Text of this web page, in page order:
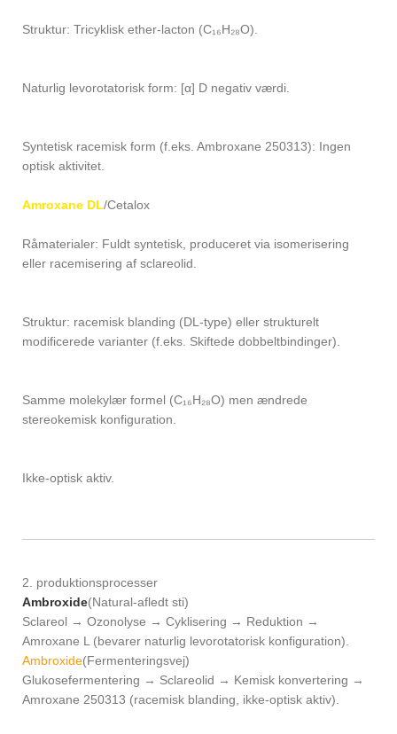
Struktur: Tricyklisk ether-lacton (C₁₆H₂₈O).
Naturlig levorotatorisk form: [α] D negativ værdi.
Syntetisk racemisk form (f.eks. Ambroxane 250313): Ingen
optisk aktivitet.
Amroxane DL/Cetalox
Råmaterialer: Fuldt syntetisk, produceret via isomerisering
eller racemisering af sclareolid.
Struktur: racemisk blanding (DL-type) eller strukturelt
modificerede varianter (f.eks. Skiftede dobbeltbindinger).
Samme molekylær formel (C₁₆H₂₈O) men ændrede
stereokemisk konfiguration.
Ikke-optisk aktiv.
2. produktionsprocesser
Ambroxide(Natural-afledt sti)
Sclareol → Ozonolyse → Cyklisering → Reduktion →
Amroxane L (bevarer naturlig levorotatorisk konfiguration).
Ambroxide(Fermenteringsvej)
Glukosefermentering → Sclareolid → Kemisk konvertering →
Amroxane 250313 (racemisk blanding, ikke-optisk aktiv).